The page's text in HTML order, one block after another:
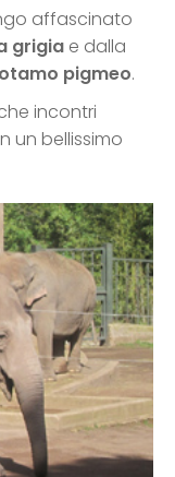
affascinato
grigia e dalla
pigmeo.
incontri
un bellissimo